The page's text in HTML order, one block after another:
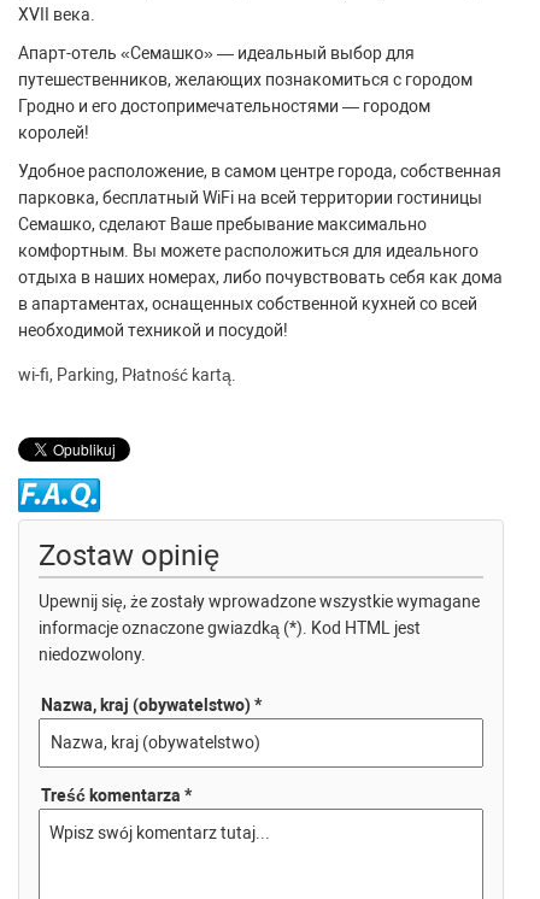
XVII века.
Апарт-отель «Семашко» — идеальный выбор для
путешественников, желающих познакомиться с городом
Гродно и его достопримечательностями — городом
королей!
Удобное расположение, в самом центре города, собственная
парковка, бесплатный WiFi на всей территории гостиницы
Семашко, сделают Ваше пребывание максимально
комфортным. Вы можете расположиться для идеального
отдыха в наших номерах, либо почувствовать себя как дома
в апартаментах, оснащенных собственной кухней со всей
необходимой техникой и посудой!
wi-fi, Parking, Płatność kartą.
Zostaw opinię
Upewnij się, że zostały wprowadzone wszystkie wymagane
informacje oznaczone gwiazdką (*). Kod HTML jest
niedozwolony.
Nazwa, kraj (obywatelstwo) *
Treść komentarza *